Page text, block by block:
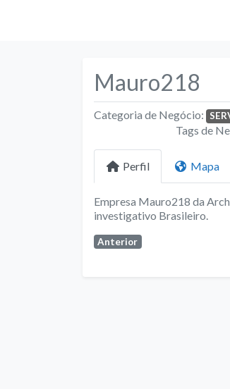
Mauro218
Categoria de Negócio:
Tags de
Perfil Mapa
Empresa Mauro218 da
investigativo Brasileiro.
Anterior